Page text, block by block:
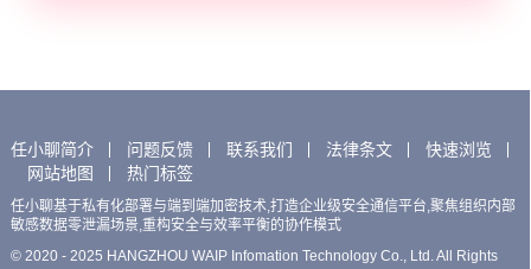
任小聊简介 问题反馈 联系我们 法律条文
快速浏览
网站地图
热门标签
任小聊基于私有化部署与端到端加密技术,打造企业级安全通信平台,聚焦组织内部
敏感数据零泄漏场景,重构安全与效率平衡的协作模式
© 2020 - 2025 HANGZHOU WAIP Infomation Technology Co., Ltd. All Rights